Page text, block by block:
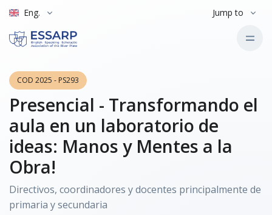
Eng. Jump to
COD 2025 - PS293
Presencial - Transformando el
aula en un laboratorio de
ideas: Manos y Mentes a la
Obra!
Directivos, coordinadores y docentes principalmente de
primaria y secundaria